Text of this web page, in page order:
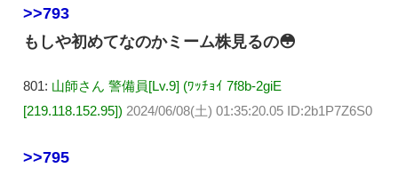
>>793
もしや初めてなのかミーム株見るの😳
801: 山師さん 警備員[Lv.9] (ﾜｯﾁｮｲ 7f8b-2giE
[219.118.152.95]) 2024/06/08(土) 01:35:20.05 ID:2b1P7Z6S0
>>795